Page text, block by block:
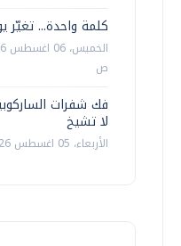
كلمة واحدة... تغيّر
ص
فك شفرات
لا تشيخ
الأربعاء، 05 اغسطس 2026 12:00 م